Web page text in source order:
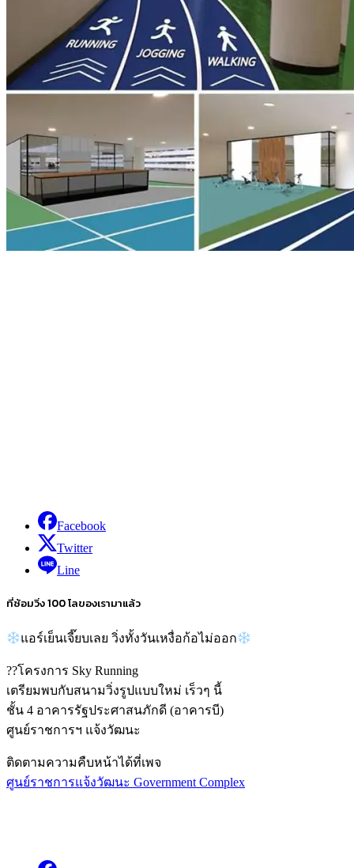
Facebook
Twitter
Line
ที่ซ้อมวิ่ง100โลของเรามาแล้ว
แอร์เย็นเจี๊ยบเลย วิ่งทั้งวันเหงื่อก้อไม่ออก
??โครงการ Sky Running
เตรียมพบกับสนามวิ่งรูปแบบใหม่ เร็วๆ นี้
ชั้น 4 อาคารรัฐประศาสนภักดี (อาคารบี)
ศูนย์ราชการฯ แจ้งวัฒนะ
ติดตามความคืบหน้าได้ที่เพจ
ศูนย์ราชการแจ้งวัฒนะ Government Complex